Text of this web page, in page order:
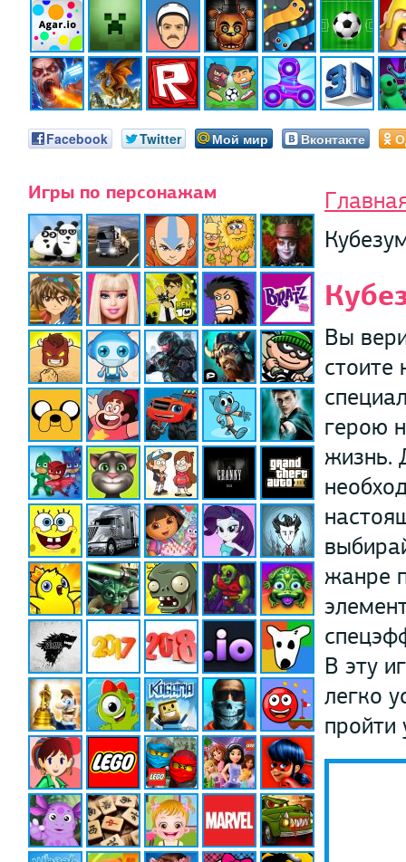
Facebook Twitter Мой мир Вконтакте
Игры по персонажам
Вы
стоите
герою
жизнь.
жанре
В эту
легко
пройти